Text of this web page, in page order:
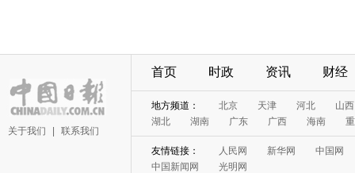
关于我们 联系我们
首页 时政 资讯 财经
地方频道： 北京 天津 河北
山西
湖北
湖南 广东 广西 海南
友情链接： 人民网 新华网
中国网
中国新闻网
光明网